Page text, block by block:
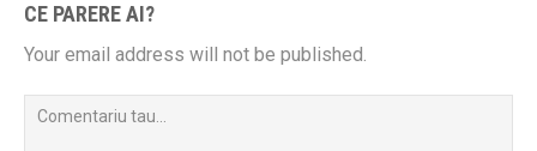
CE PARERE AI?
Your email address will not be published.